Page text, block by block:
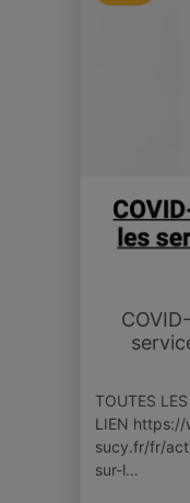
TOUTES
LIEN https://
sucy.fr/fr/
sur-l…